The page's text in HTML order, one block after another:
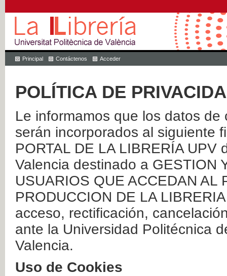
Principal Contáctenos Acceder
POLÍTICA DE
Le informamos que los datos
serán incorporados al siguiente
PORTAL DE LA LIBRERÍA
Valencia destinado a GESTION
USUARIOS QUE ACCEDAN AL
PRODUCCION DE LA
acceso, rectificación,
ante la Universidad Politécnica
Valencia.
Uso de Cookies